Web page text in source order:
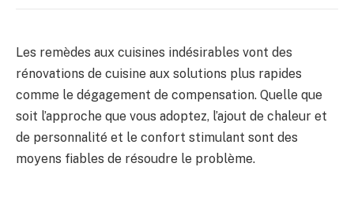
Les remèdes aux cuisines indésirables vont des
rénovations de cuisine aux solutions plus rapides
comme le dégagement de compensation. Quelle que
soit l’approche que vous adoptez, l’ajout de chaleur et
de personnalité et le confort stimulant sont des
moyens fiables de résoudre le problème.